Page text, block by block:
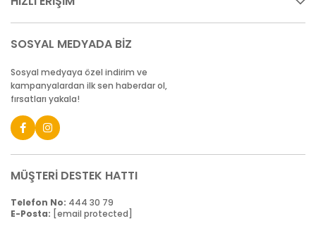
SOSYAL MEDYADA BİZ
Sosyal medyaya özel indirim ve
kampanyalardan ilk sen haberdar ol,
fırsatları yakala!
MÜŞTERİ DESTEK HATTI
Telefon No: 444 30 79
E-Posta: [email protected]